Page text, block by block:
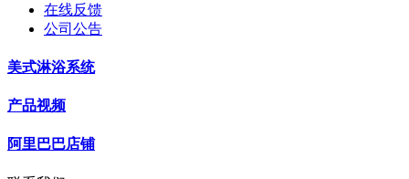
在线反馈
公司公告
美式淋浴系统
产品视频
阿里巴巴店铺